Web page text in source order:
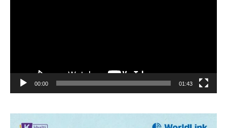
00:00 01:43